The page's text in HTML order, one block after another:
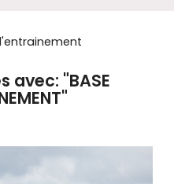
avec: "BASE